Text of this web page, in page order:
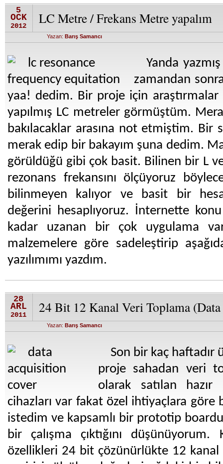
5
OCK
2012 LC Metre / Frekans Metre yapalım
Yazan:Barış Samancı
Yanda
zamandan
yaa! dedim. Bir proje için araştırmalar
yapılmış LC metreler görmüştüm.
bakılacaklar arasına not etmiştim. Bir
merak edip bir bakayım şuna dedim.
görüldüğü gibi çok basit. Bilinen bir L
rezonans frekansını ölçüyoruz
bilinmeyen kalıyor ve basit bir
değerini hesaplıyoruz. İnternette
kadar uzanan bir çok uygulama
malzemelere göre sadeleştirip
yazılımımı yazdım.
28
ARL
2011 24 Bit 12 Kanal Veri Toplama
Yazan: Barış Samancı
Son bir kaç haftadır
proje sahadan veri
olarak satılan
cihazları var fakat özel ihtiyaçlara
istedim ve kapsamlı bir prototip
bir çalışma çıktığını
özellikleri 24 bit çözünürlükte 12